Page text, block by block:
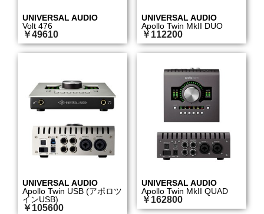
UNIVERSAL AUDIO
Volt 476
￥49610
UNIVERSAL AUDIO
Apollo Twin MkII DUO
￥112200
UNIVERSAL AUDIO
Apollo Twin USB (アポロツ
インUSB)
￥105600
UNIVERSAL AUDIO
Apollo Twin MkII QUAD
￥162800